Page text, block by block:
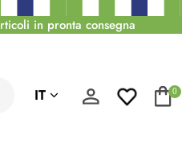
in pronta consegna
IT 0